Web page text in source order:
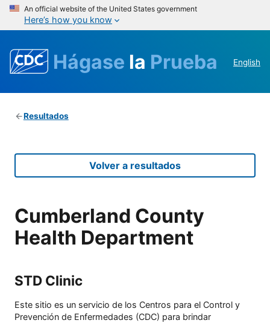
An official website of the United States government
Here’s how you know
Hágase la Prueba English
Resultados
Volver a resultados
Cumberland County
Health Department
STD Clinic
Este sitio es un servicio de los Centros para el Control y
Prevención de Enfermedades (CDC) para brindar